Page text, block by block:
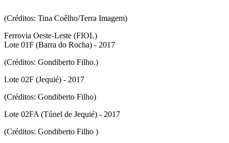
(Créditos: Tina Coêlho/Terra Imagem)
Ferrovia Oeste-Leste (FIOL)
Lote 01F (Barra do Rocha) - 2017
(Créditos: Gondiberto Filho.)
Lote 02F (Jequié) - 2017
(Créditos: Gondiberto Filho)
Lote 02FA (Túnel de Jequié) - 2017
(Créditos: Gondiberto Filho )